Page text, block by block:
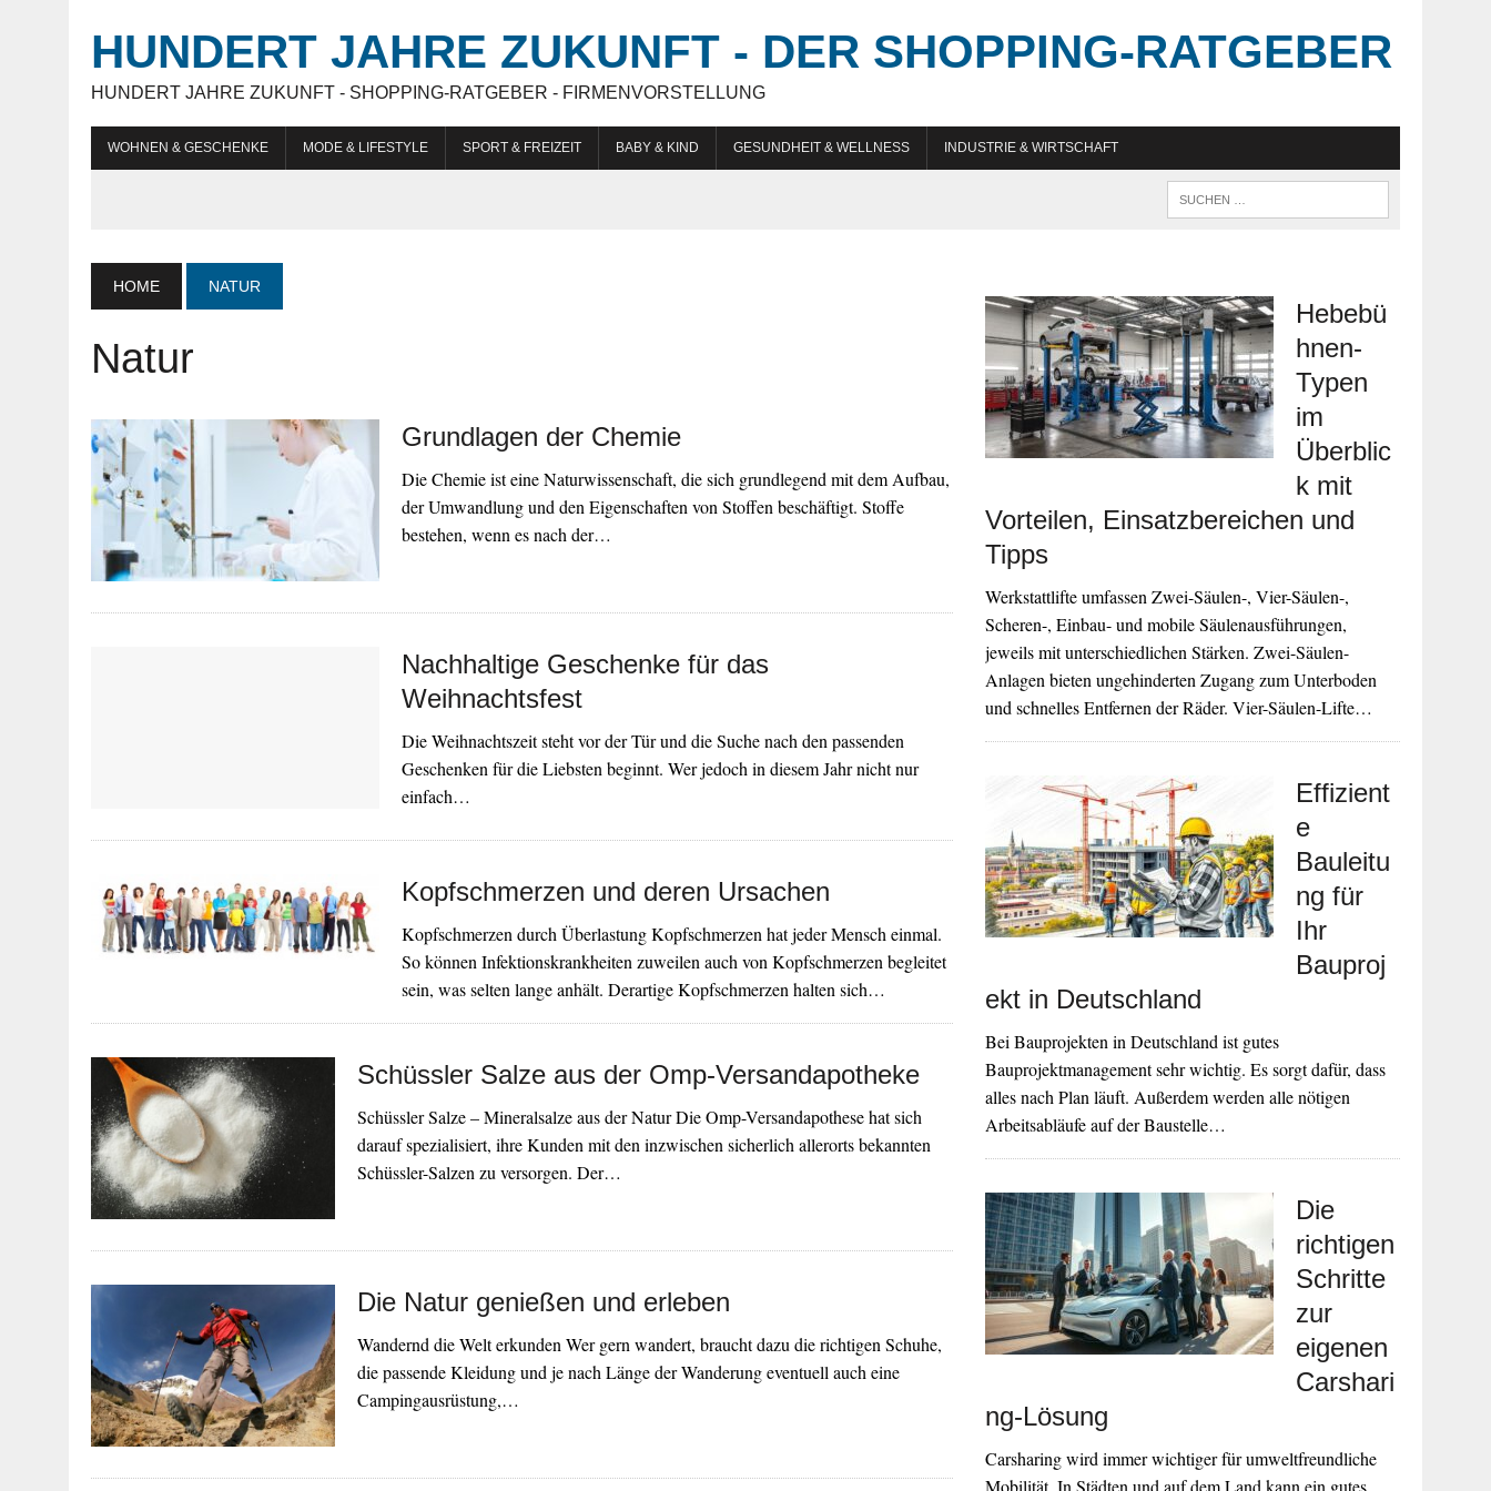
HUNDERT JAHRE ZUKUNFT - DER SHOPPING-RATGEBER
HUNDERT JAHRE ZUKUNFT - SHOPPING-RATGEBER - FIRMENVORSTELLUNG
WOHNEN & GESCHENKE MODE & LIFESTYLE SPORT & FREIZEIT BABY & KIND GESUNDHEIT & WELLNESS INDUSTRIE & WIRTSCHAFT
HOME NATUR
Natur
Grundlagen der Chemie
Die Chemie ist eine Naturwissenschaft, die sich grundlegend mit dem Aufbau,
der Umwandlung und den Eigenschaften von Stoffen beschäftigt. Stoffe
bestehen, wenn es nach der…
Nachhaltige Geschenke für das
Weihnachtsfest
Die Weihnachtszeit steht vor der Tür und die Suche nach den passenden
Geschenken für die Liebsten beginnt. Wer jedoch in diesem Jahr nicht nur
einfach…
Kopfschmerzen und deren Ursachen
Kopfschmerzen durch Überlastung Kopfschmerzen hat jeder Mensch einmal.
So können Infektionskrankheiten zuweilen auch von Kopfschmerzen begleitet
sein, was selten lange anhält. Derartige Kopfschmerzen halten sich…
Schüssler Salze aus der Omp-Versandapotheke
Schüssler Salze – Mineralsalze aus der Natur Die Omp-Versandapothese hat sich
darauf spezialisiert, ihre Kunden mit den inzwischen sicherlich allerorts bekannten
Schüssler-Salzen zu versorgen. Der…
Die Natur genießen und erleben
Wandernd die Welt erkunden Wer gern wandert, braucht dazu die richtigen Schuhe,
die passende Kleidung und je nach Länge der Wanderung eventuell auch eine
Campingausrüstung,…
Hebebü
hnen-
Typen
im
Überblic
k mit
Vorteilen, Einsatzbereichen und
Tipps
Werkstattlifte umfassen Zwei-Säulen-, Vier-Säulen-,
Scheren-, Einbau- und mobile Säulenausführungen,
jeweils mit unterschiedlichen Stärken. Zwei-Säulen-
Anlagen bieten ungehinderten Zugang zum Unterboden
und schnelles Entfernen der Räder. Vier-Säulen-Lifte…
Effizient
e
Bauleitu
ng für
Ihr
Bauproj
ekt in Deutschland
Bei Bauprojekten in Deutschland ist gutes
Bauprojektmanagement sehr wichtig. Es sorgt dafür, dass
alles nach Plan läuft. Außerdem werden alle nötigen
Arbeitsabläufe auf der Baustelle…
Die
richtigen
Schritte
zur
eigenen
Carshari
ng-Lösung
Carsharing wird immer wichtiger für umweltfreundliche
Mobilität. In Städten und auf dem Land kann ein gutes